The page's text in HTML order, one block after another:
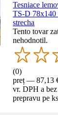
Tesniace
TS-D 78x140
strecha
Tento tovar
nehodnotil.
(0)
preț — 87,13
vr. DPH a
prepravu pe